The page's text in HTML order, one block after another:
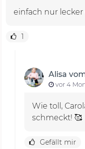
einfach nur
1
Alisa
vor 4
Wie toll,
schmeckt! 🥰
Gefällt mir